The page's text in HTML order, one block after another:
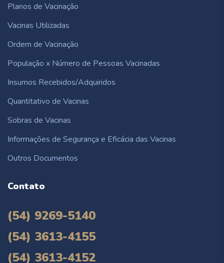
Planos de Vacinação
Vacinas Utilizadas
Ordem de Vacinação
População x Número de Pessoas Vacinadas
Insumos Recebidos/Adquiridos
Quantitativo de Vacinas
Sobras de Vacinas
Informações de Segurança e Eficácia das Vacinas
Outros Documentos
Contato
(54) 9269-5140
(54) 3613-4155
(54) 3613-4152